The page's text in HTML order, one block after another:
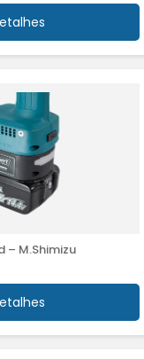
– M.Shimizu